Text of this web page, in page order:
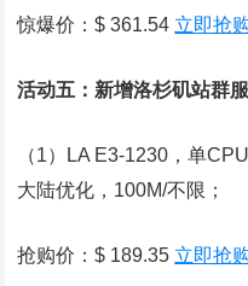
惊爆价：$ 361.54 立即抢
活动五：新增洛杉矶站群
（1）LA E3-1230，单
大陆优化，100M/不限；
抢购价：$ 189.35 立即抢